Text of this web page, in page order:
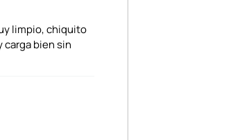
limpio, chiquito
carga bien sin